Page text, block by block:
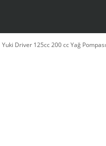
Yuki Driver 125cc 200 cc Yağ Pompası